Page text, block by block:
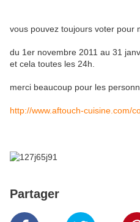
vous pouvez toujours voter pour
du 1er novembre 2011 au 31
et cela toutes les 24h.
merci beaucoup pour les
http://www.aftouch-cuisine.com/
Partager